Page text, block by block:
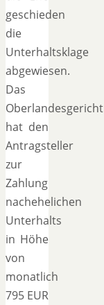
geschieden
die
Unterhaltsklage
abgewiesen.
Das
Oberlandesgericht
hat den
Antragsteller
zur
Zahlung
nachehelichen
Unterhalts
in Höhe
von
monatlich
795 EUR